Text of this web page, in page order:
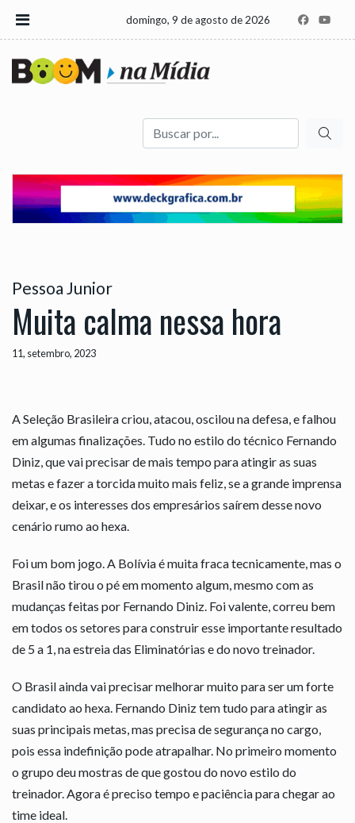
domingo, 9 de agosto de 2026
Buscar
Pessoa Junior
Muita calma nessa hora
11, setembro, 2023
A Seleção Brasileira criou, atacou, oscilou na defesa, e falhou
em algumas finalizações. Tudo no estilo do técnico Fernando
Diniz, que vai precisar de mais tempo para atingir as suas
metas e fazer a torcida muito mais feliz, se a grande imprensa
deixar, e os interesses dos empresários saírem desse novo
cenário rumo ao hexa.
Foi um bom jogo. A Bolívia é muita fraca tecnicamente, mas o
Brasil não tirou o pé em momento algum, mesmo com as
mudanças feitas por Fernando Diniz. Foi valente, correu bem
em todos os setores para construir esse importante resultado
de 5 a 1, na estreia das Eliminatórias e do novo treinador.
O Brasil ainda vai precisar melhorar muito para ser um forte
candidato ao hexa. Fernando Diniz tem tudo para atingir as
suas principais metas, mas precisa de segurança no cargo,
pois essa indefinição pode atrapalhar. No primeiro momento
o grupo deu mostras de que gostou do novo estilo do
treinador. Agora é preciso tempo e paciência para chegar ao
time ideal.